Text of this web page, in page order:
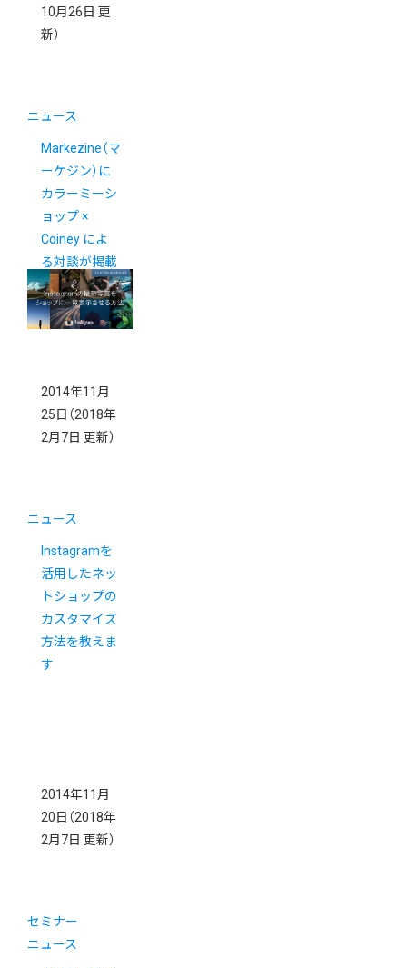
10月26日 更
新）
ニュース
Markezine（マ
ーケジン）に
カラーミーシ
ョップ ×
Coiney によ
る対談が掲載
されました。
2014年11月
25日 （2018年
2月7日 更新）
ニュース
Instagramを
活用したネッ
トショップの
カスタマイズ
方法を教えま
す
2014年11月
20日 （2018年
2月7日 更新）
セミナー
ニュース